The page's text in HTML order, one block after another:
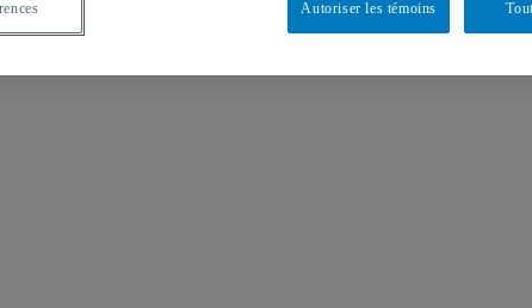
Autoriser les témoins